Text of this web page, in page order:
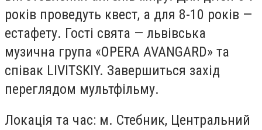
років проведуть квест, а для 8-10 років —
естафету. Гості свята — львівська
музична група «OPERA AVANGARD» та
співак LIVITSKIY. Завершиться захід
переглядом мультфільму.
Локація та час: м. Стебник, Центральний